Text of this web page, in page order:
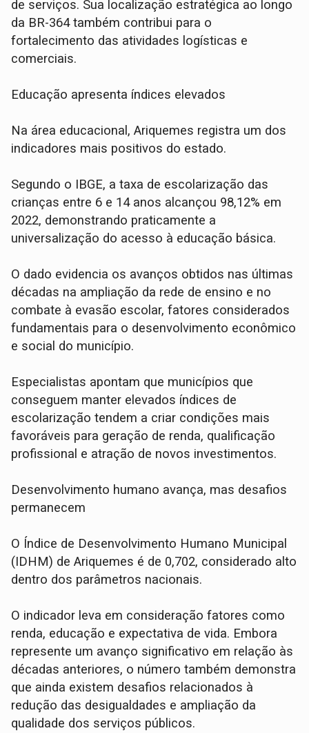
de serviços. Sua localização estratégica ao longo
da BR-364 também contribui para o
fortalecimento das atividades logísticas e
comerciais.
Educação apresenta índices elevados
Na área educacional, Ariquemes registra um dos
indicadores mais positivos do estado.
Segundo o IBGE, a taxa de escolarização das
crianças entre 6 e 14 anos alcançou 98,12% em
2022, demonstrando praticamente a
universalização do acesso à educação básica.
O dado evidencia os avanços obtidos nas últimas
décadas na ampliação da rede de ensino e no
combate à evasão escolar, fatores considerados
fundamentais para o desenvolvimento econômico
e social do município.
Especialistas apontam que municípios que
conseguem manter elevados índices de
escolarização tendem a criar condições mais
favoráveis para geração de renda, qualificação
profissional e atração de novos investimentos.
Desenvolvimento humano avança, mas desafios
permanecem
O Índice de Desenvolvimento Humano Municipal
(IDHM) de Ariquemes é de 0,702, considerado alto
dentro dos parâmetros nacionais.
O indicador leva em consideração fatores como
renda, educação e expectativa de vida. Embora
represente um avanço significativo em relação às
décadas anteriores, o número também demonstra
que ainda existem desafios relacionados à
redução das desigualdades e ampliação da
qualidade dos serviços públicos.